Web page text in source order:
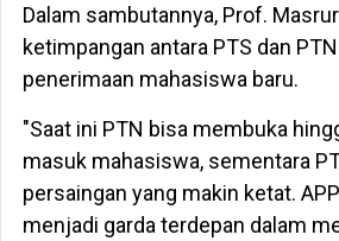
Dalam sambutannya, Prof.
ketimpangan antara PTS dan
penerimaan mahasiswa baru.
"Saat ini PTN bisa membuka
masuk mahasiswa, sementara
persaingan yang makin ketat.
menjadi garda terdepan dalam